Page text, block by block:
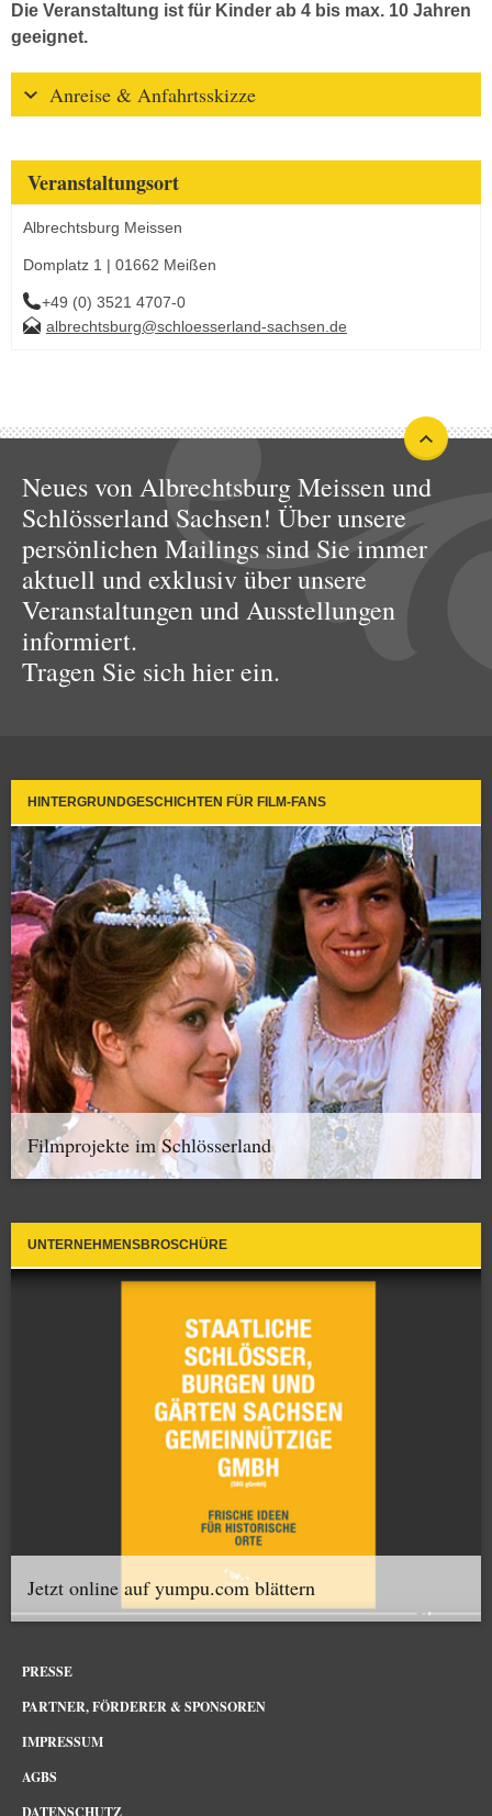
Die Veranstaltung ist für Kinder ab 4 bis max. 10 Jahren
geeignet.
Anreise & Anfahrtsskizze
Veranstaltungsort
Albrechtsburg Meissen
Domplatz 1 | 01662 Meißen
+49 (0) 3521 4707-0
albrechtsburg@schloesserland-sachsen.de
Neues von Albrechtsburg Meissen und
Schlösserland Sachsen! Über unsere
persönlichen Mailings sind Sie immer
aktuell und exklusiv über unsere
Veranstaltungen und Ausstellungen
informiert.
Tragen Sie sich hier ein.
HINTERGRUNDGESCHICHTEN FÜR FILM-FANS
Filmprojekte im Schlösserland
UNTERNEHMENSBROSCHÜRE
Jetzt online auf yumpu.com blättern
PRESSE
PARTNER, FÖRDERER & SPONSOREN
IMPRESSUM
AGBS
DATENSCHUTZ